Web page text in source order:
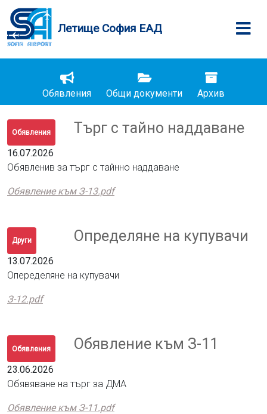
Летище София ЕАД
Обявления Общи документи Архив
Обявления
16.07.2026
Търг с тайно наддаване
Обявленив за търг с тайнно наддаване
Обявление към З-13.pdf
Други
13.07.2026
Определяне на купувачи
Опеределяне на купувачи
З-12.pdf
Обявления
23.06.2026
Обявление към З-11
Обявяване на търг за ДМА
Обявление към З-11.pdf